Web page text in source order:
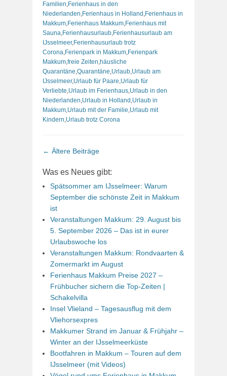
Familien,Ferienhaus in den
Niederlanden,Ferienhaus in Holland ,Ferienhaus in
Makkum,Ferienhaus Makkum,Ferienhaus mit
Sauna,Ferienhausurlaub,Ferienhausurlaub am
IJsselmeer,Ferienhausurlaub trotz
Corona,Ferienpark in Makkum,Ferienpark
Makkum,freie Zeiten,häusliche
Quarantäne,Quarantäne,Urlaub,Urlaub am
IJsselmeer,Urlaub für Paare,Urlaub für
Verliebte,Urlaub im Ferienhaus,Urlaub in den
Niederlanden,Urlaub in Holland ,Urlaub in
Makkum,Urlaub mit der Familie,Urlaub mit
Kindern,Urlaub trotz Corona
Beitrags-
← Ältere Beiträge
Was es Neues gibt:
Spätsommer am IJsselmeer: Warum
September die schönste Zeit in Makkum
ist
Veranstaltungen Makkum: 29. August bis
5. September 2026 – Das ist in eurer
Urlaubswoche los
Veranstaltungen Makkum: Rondvaarten &
Zomermarkt im August
Ferienhaus Makkum Preise 2027 –
Frühbucher sichern die Top-Zeiten |
Schakelvilla
Insel Vlieland – Tagesausflug mit dem
Vliehorsexpres
Makkumer Strand im Januar & Frühjahr –
Winter an der IJsselmeerküste
Bootfahren in Makkum – Touren auf dem
IJsselmeer (mit Videos)